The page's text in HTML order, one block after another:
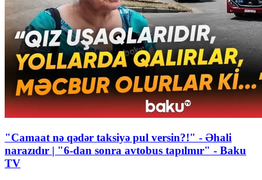
"Camaat nə qədər taksiyə pul versin?!" - Əhali
narazıdır | "6-dan sonra avtobus tapılmır" - Baku
TV